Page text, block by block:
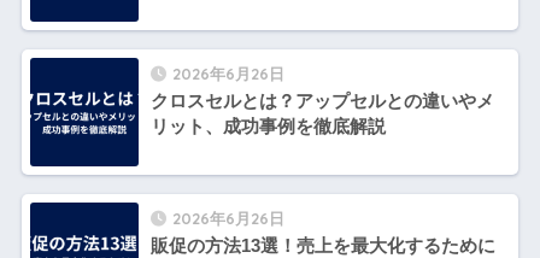
2026年6月26日
クロスセルとは？アップセルとの違いやメ
リット、成功事例を徹底解説
2026年6月26日
販促の方法13選！売上を最大化するために